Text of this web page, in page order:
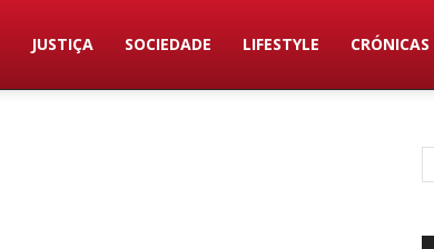
JUSTIÇA SOCIEDADE LIFESTYLE CRÓNICAS